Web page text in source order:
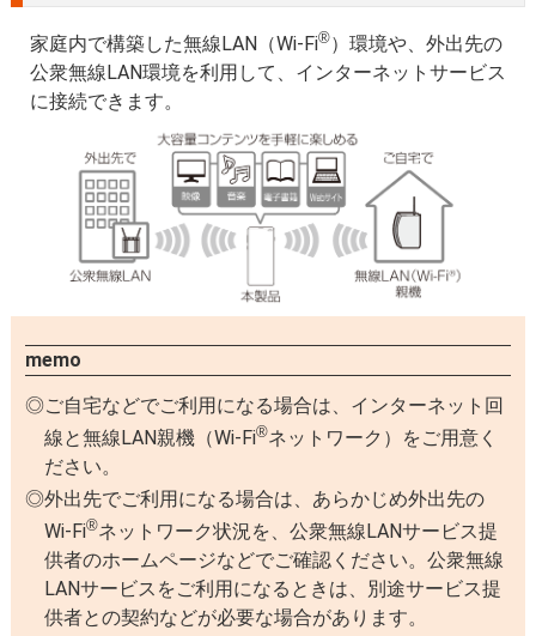
家庭内で構築した無線LAN（Wi-Fi®）環境や、外出先の
公衆無線LAN環境を利用して、インターネットサービス
に接続できます。
memo
ご自宅などでご利用になる場合は、インターネット回
線と無線LAN親機（Wi-Fi®ネットワーク）をご用意く
ださい。
外出先でご利用になる場合は、あらかじめ外出先の
Wi-Fi®ネットワーク状況を、公衆無線LANサービス提
供者のホームページなどでご確認ください。公衆無線
LANサービスをご利用になるときは、別途サービス提
供者との契約などが必要な場合があります。